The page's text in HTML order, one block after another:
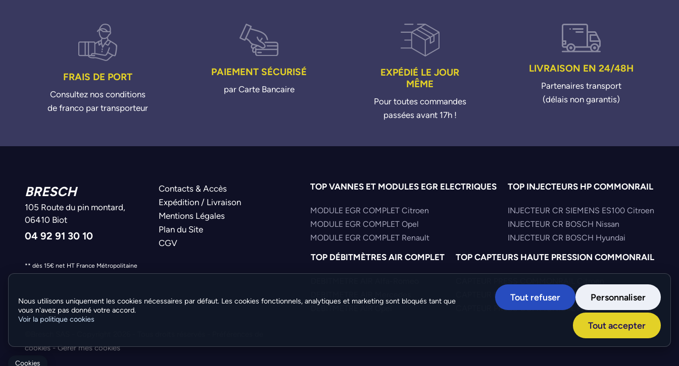
0986221119
DELPHI
FRAIS DE PORT
Consultez nos conditions
de franco par transporteur
PAIEMENT SÉCURISÉ
par Carte Bancaire
EXPÉDIÉ LE JOUR
MÊME
Pour toutes commandes
passées avant 17h !
LIVRAISON EN 24/48H
Partenaires transport
(délais non garantis)
BRESCH
105 Route du pin montard,
06410 Biot
04 92 91 30 10
Contacts & Accès
Expédition / Livraison
Mentions Légales
Plan du Site
CGV
** dès 15€ net HT France Métropolitaine
TOP VANNES ET MODULES EGR ELECTRIQUES
MODULE EGR COMPLET Citroen
MODULE EGR COMPLET Opel
MODULE EGR COMPLET Renault
TOP INJECTEURS HP COMMONRAIL
INJECTEUR CR SIEMENS ES100 Citroen
INJECTEUR CR BOSCH Nissan
INJECTEUR CR BOSCH Hyundai
TOP DÉBITMÈTRES AIR COMPLET
DEBITMETRE AIR Opel
TOP CAPTEURS HAUTE PRESSION COMMONRAIL
CAPTEUR PRESS COMMONRAIL Mercedes
CAPTEUR PRESS COMMONRAIL Fiat
cookies-Gérer mes cookies
Création :
Cookies
Nous utilisons uniquement les cookies nécessaires par défaut. Les cookies fonctionnels, analytiques et marketing sont bloqués tant que
vous n'avez pas donné votre accord.
Voir la politique cookies
Tout refuser Personnaliser
Tout accepter